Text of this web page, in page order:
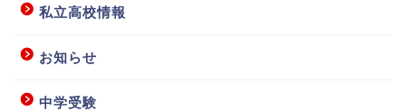
私立高校情報
お知らせ
中学受験